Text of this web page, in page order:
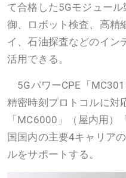
て合格した5Gモジュー
御、ロボット検査、高精
イ、石油探査などのイン
活用できる。
5GパワーCPE「
精密時刻プロトコルに対
「MC6000」（屋内用
国国内の主要4キャリア
ルをサポートする。